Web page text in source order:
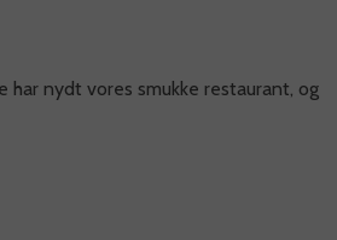
nydt vores smukke restaurant, og